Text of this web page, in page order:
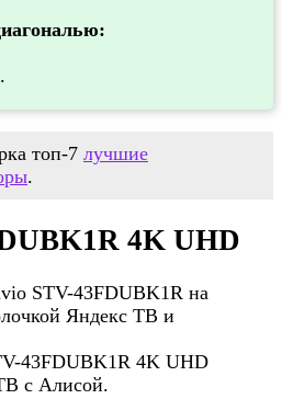
.
топ-7 лучшие
.
4K UHD
43FDUBK1R 4K UHD
с Алисой.